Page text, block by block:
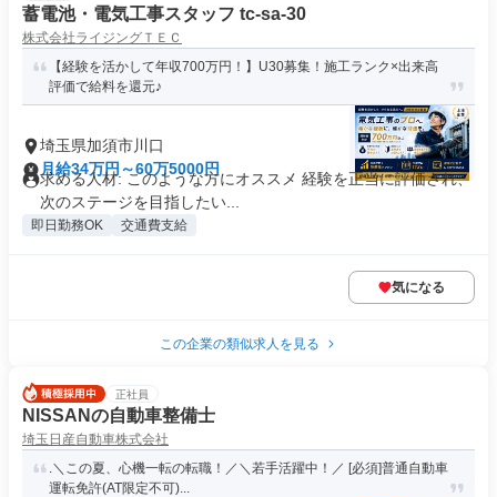
蓄電池・電気工事スタッフ tc-sa-30
株式会社ライジングＴＥＣ
【経験を活かして年収700万円！】U30募集！施工ランク×出来高
評価で給料を還元♪
埼玉県加須市川口
月給34万円～60万5000円
求める人材: このような方にオススメ 経験を正当に評価され、
次のステージを目指したい...
即日勤務OK 交通費支給
気になる
この企業の類似求人を見る
正社員
NISSANの自動車整備士
埼玉日産自動車株式会社
.＼この夏、心機一転の転職！／＼若手活躍中！／ [必須]普通自動車
運転免許(AT限定不可)...